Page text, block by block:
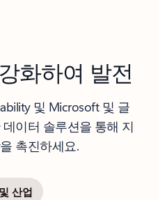
화하여 발전
및 Microsoft 및 글
이터 솔루션을 통해 지
촉진하세요.
산업